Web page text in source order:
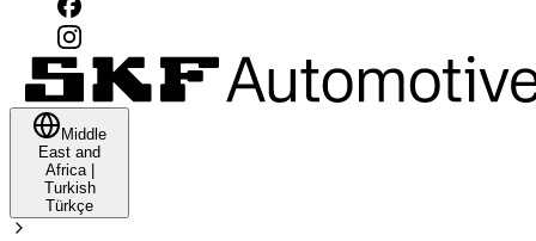
Middle
East and
Africa|
Turkish
Türkçe